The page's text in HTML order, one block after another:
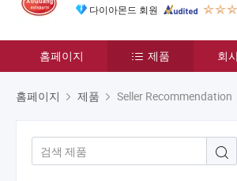
다이아몬드 회원
홈페이지 제품 회
홈페이지 제품 Seller Recommendation